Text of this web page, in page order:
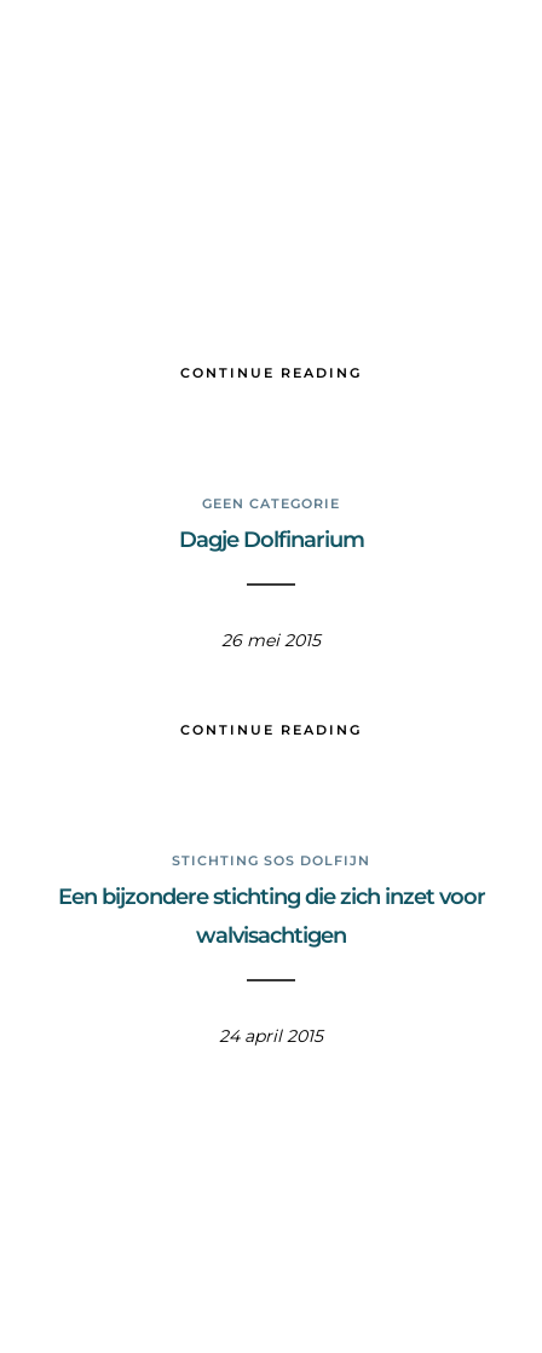
CONTINUE READING
GEEN CATEGORIE
Dagje Dolfinarium
26 mei 2015
CONTINUE READING
STICHTING SOS DOLFIJN
Een bijzondere stichting die zich inzet voor
walvisachtigen
24 april 2015